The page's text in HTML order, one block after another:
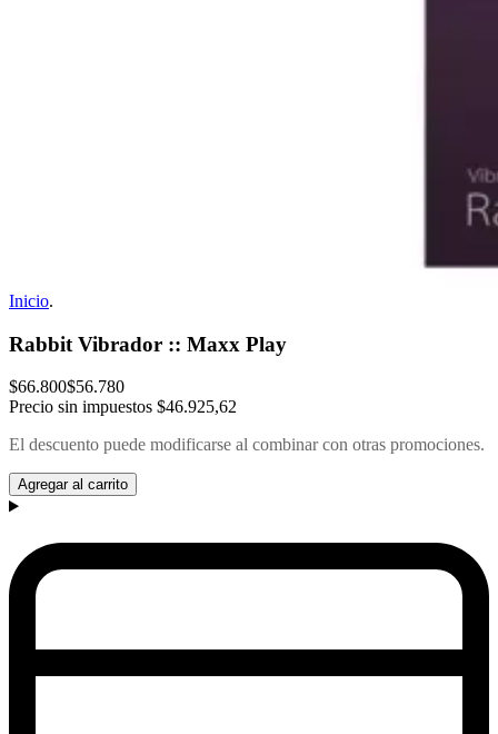
Inicio.
Rabbit Vibrador :: Maxx Play
$66.800$56.780
Precio sin impuestos $46.925,62
El descuento puede modificarse al combinar con otras promociones.
Agregar al carrito